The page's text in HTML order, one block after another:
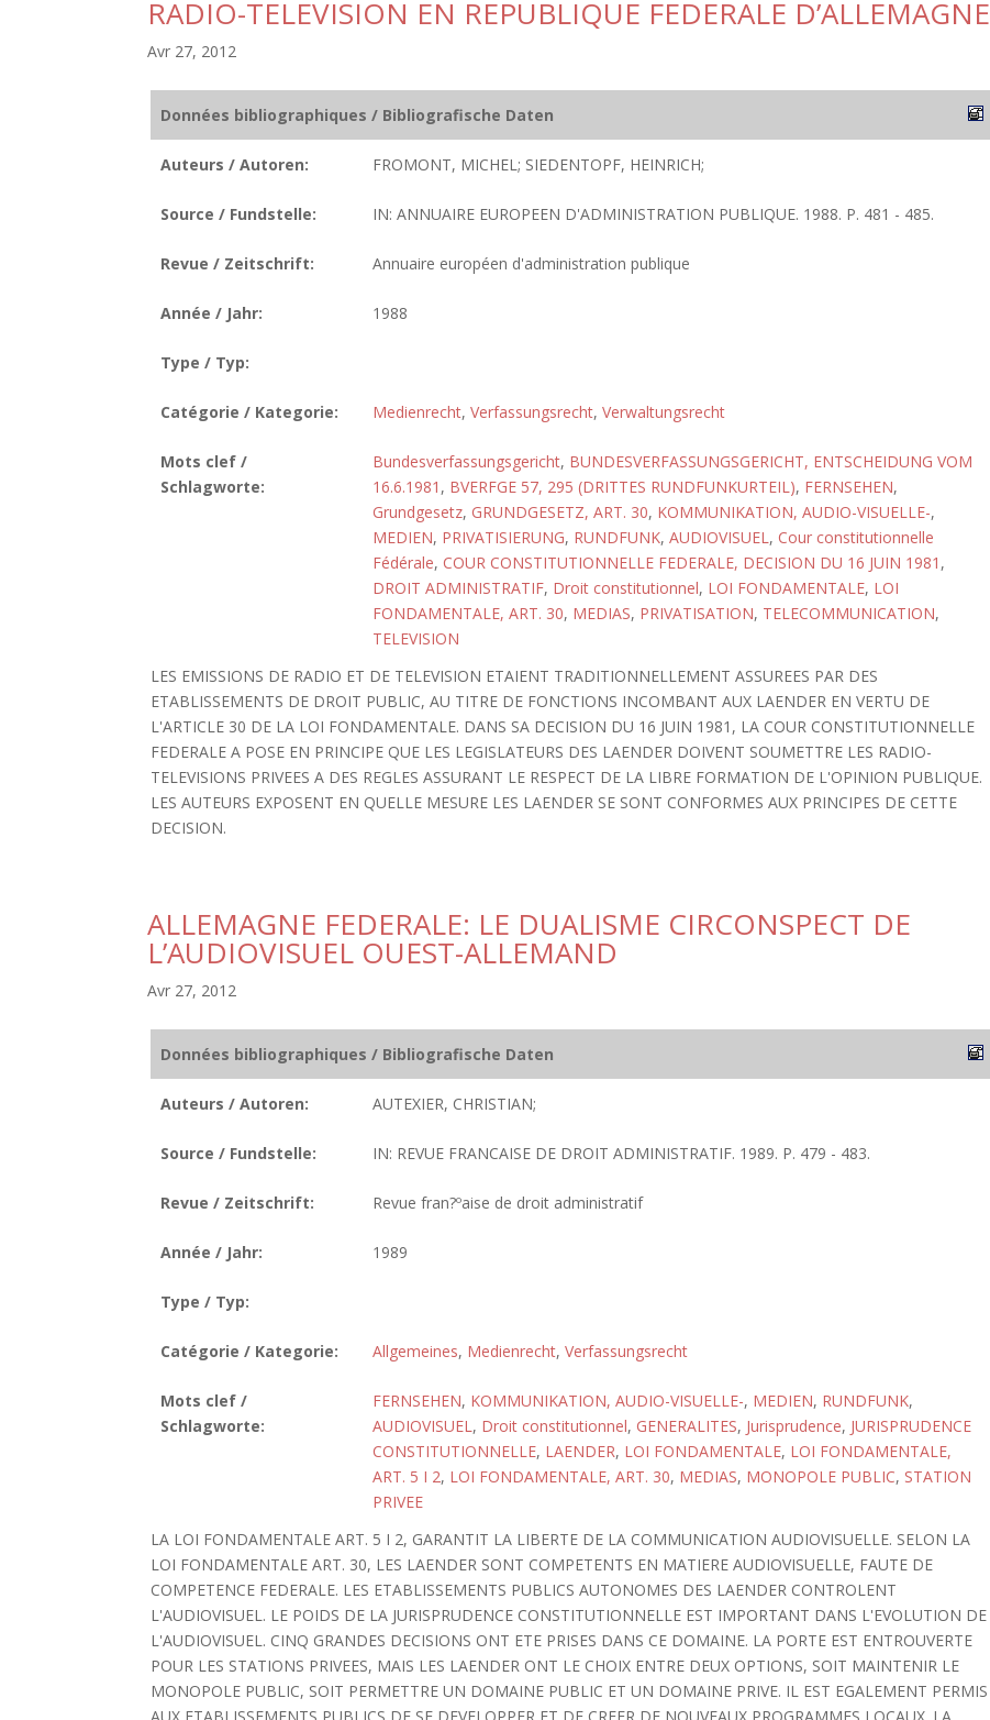
RADIO-TELEVISION EN REPUBLIQUE FEDERALE D’ALLEMAGNE
Avr 27, 2012
Données bibliographiques / Bibliografische Daten
Auteurs / Autoren: FROMONT, MICHEL; SIEDENTOPF, HEINRICH;
Source / Fundstelle: IN: ANNUAIRE EUROPEEN D'ADMINISTRATION PUBLIQUE. 1988. P. 481 - 485.
Revue / Zeitschrift: Annuaire européen d'administration publique
Année / Jahr: 1988
Type / Typ:
Catégorie / Kategorie: Medienrecht, Verfassungsrecht, Verwaltungsrecht
Mots clef /
Schlagworte:
Bundesverfassungsgericht, BUNDESVERFASSUNGSGERICHT, ENTSCHEIDUNG VOM
16.6.1981 , BVERFGE 57, 295 (DRITTES RUNDFUNKURTEIL), FERNSEHEN,
Grundgesetz, GRUNDGESETZ, ART. 30, KOMMUNIKATION, AUDIO-VISUELLE-,
MEDIEN, PRIVATISIERUNG, RUNDFUNK, AUDIOVISUEL, Cour constitutionnelle
Fédérale, COUR CONSTITUTIONNELLE FEDERALE, DECISION DU 16 JUIN 1981 ,
DROIT ADMINISTRATIF, Droit constitutionnel, LOI FONDAMENTALE, LOI
FONDAMENTALE, ART. 30, MEDIAS, PRIVATISATION, TELECOMMUNICATION,
TELEVISION
LES EMISSIONS DE RADIO ET DE TELEVISION ETAIENT TRADITIONNELLEMENT ASSUREES PAR DES
ETABLISSEMENTS DE DROIT PUBLIC, AU TITRE DE FONCTIONS INCOMBANT AUX LAENDER EN VERTU DE
L'ARTICLE 30 DE LA LOI FONDAMENTALE. DANS SA DECISION DU 16 JUIN 1981, LA COUR CONSTITUTIONNELLE
FEDERALE A POSE EN PRINCIPE QUE LES LEGISLATEURS DES LAENDER DOIVENT SOUMETTRE LES RADIO-
TELEVISIONS PRIVEES A DES REGLES ASSURANT LE RESPECT DE LA LIBRE FORMATION DE L'OPINION PUBLIQUE.
LES AUTEURS EXPOSENT EN QUELLE MESURE LES LAENDER SE SONT CONFORMES AUX PRINCIPES DE CETTE
DECISION.
ALLEMAGNE FEDERALE: LE DUALISME CIRCONSPECT DE
L’AUDIOVISUEL OUEST-ALLEMAND
Avr 27, 2012
Données bibliographiques / Bibliografische Daten
Auteurs / Autoren: AUTEXIER, CHRISTIAN;
Source / Fundstelle: IN: REVUE FRANCAISE DE DROIT ADMINISTRATIF. 1989. P. 479 - 483.
Revue / Zeitschrift: Revue fran?ºaise de droit administratif
Année / Jahr: 1989
Type / Typ:
Catégorie / Kategorie: Allgemeines, Medienrecht, Verfassungsrecht
Mots clef /
Schlagworte:
FERNSEHEN, KOMMUNIKATION, AUDIO-VISUELLE-, MEDIEN, RUNDFUNK,
AUDIOVISUEL, Droit constitutionnel, GENERALITES, Jurisprudence, JURISPRUDENCE
CONSTITUTIONNELLE, LAENDER, LOI FONDAMENTALE, LOI FONDAMENTALE,
ART. 5 I 2, LOI FONDAMENTALE, ART. 30, MEDIAS, MONOPOLE PUBLIC, STATION
PRIVEE
LA LOI FONDAMENTALE ART. 5 I 2, GARANTIT LA LIBERTE DE LA COMMUNICATION AUDIOVISUELLE. SELON LA
LOI FONDAMENTALE ART. 30, LES LAENDER SONT COMPETENTS EN MATIERE AUDIOVISUELLE, FAUTE DE
COMPETENCE FEDERALE. LES ETABLISSEMENTS PUBLICS AUTONOMES DES LAENDER CONTROLENT
L'AUDIOVISUEL. LE POIDS DE LA JURISPRUDENCE CONSTITUTIONNELLE EST IMPORTANT DANS L'EVOLUTION DE
L'AUDIOVISUEL. CINQ GRANDES DECISIONS ONT ETE PRISES DANS CE DOMAINE. LA PORTE EST ENTROUVERTE
POUR LES STATIONS PRIVEES, MAIS LES LAENDER ONT LE CHOIX ENTRE DEUX OPTIONS, SOIT MAINTENIR LE
MONOPOLE PUBLIC, SOIT PERMETTRE UN DOMAINE PUBLIC ET UN DOMAINE PRIVE. IL EST EGALEMENT PERMIS